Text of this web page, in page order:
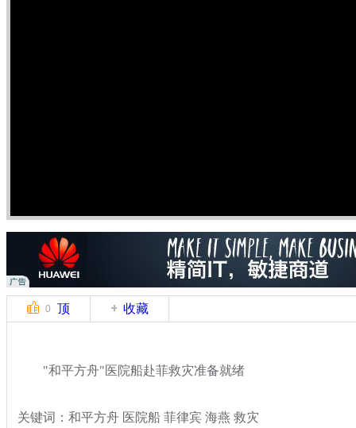
0 顶 收藏
"和平方舟"医院船赴菲救灾准备就绪
关键词：和平方舟 医院船 菲律宾 海燕 救灾